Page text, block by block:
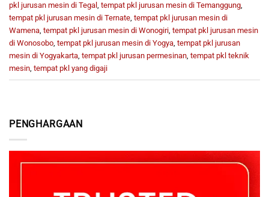
PENGHARGAAN
pkl jurusan mesin di Tegal , tempat pkl jurusan mesin di Temanggung,
tempat pkl jurusan mesin di Ternate, tempat pkl jurusan mesin di
Wamena, tempat pkl jurusan mesin di Wonogiri, tempat pkl jurusan mesin
di Wonosobo, tempat pkl jurusan mesin di Yogya, tempat pkl jurusan
mesin di Yogyakarta, tempat pkl jurusan permesinan, tempat pkl teknik
mesin, tempat pkl yang digaji